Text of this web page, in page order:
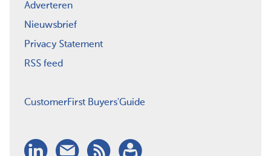
Adverteren
Nieuwsbrief
Privacy Statement
RSS feed
CustomerFirst Buyers'Guide